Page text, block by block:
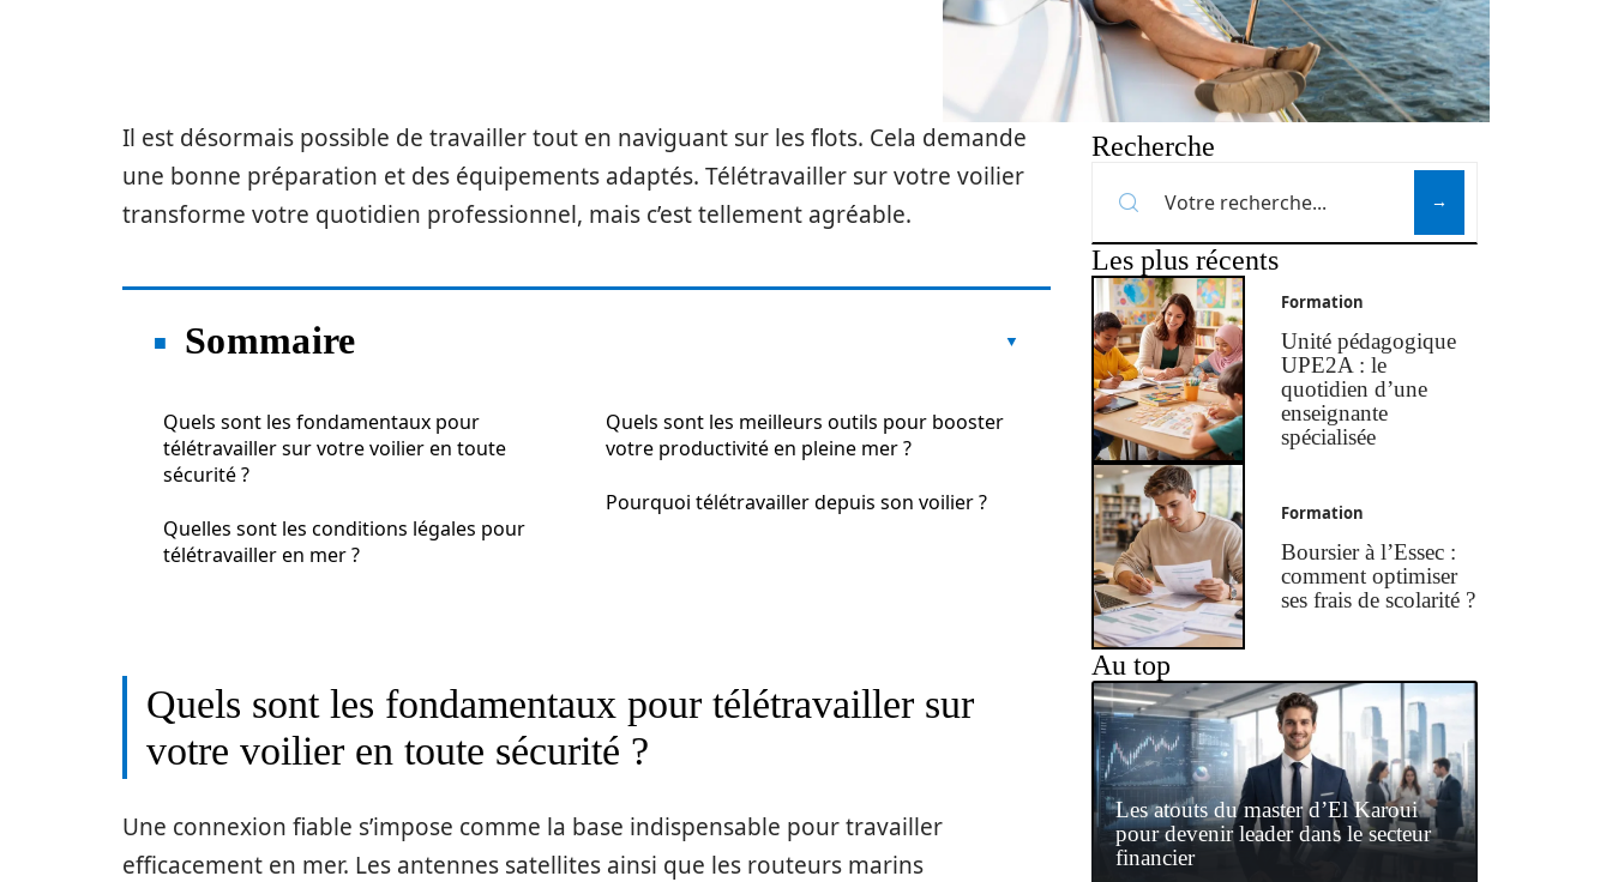
Il est désormais possible de travailler tout en naviguant sur les flots. Cela demande
une bonne préparation et des équipements adaptés. Télétravailler sur votre voilier
transforme votre quotidien professionnel, mais c’est tellement agréable.
Sommaire
Quels sont les fondamentaux pour
télétravailler sur votre voilier en toute
sécurité ?
Quelles sont les conditions légales pour
télétravailler en mer ?
Quels sont les meilleurs outils pour booster
votre productivité en pleine mer ?
Pourquoi télétravailler depuis son voilier ?
Quels sont les fondamentaux pour télétravailler sur
votre voilier en toute sécurité ?
Une connexion fiable s’impose comme la base indispensable pour travailler
efficacement en mer. Les antennes satellites ainsi que les routeurs marins
Recherche
Les plus récents
Formation
Unité pédagogique
UPE2A : le
quotidien d’une
enseignante
spécialisée
Formation
Boursier à l’Essec :
comment optimiser
ses frais de scolarité ?
Au top
Les atouts du master d’El Karoui
pour devenir leader dans le secteur
financier